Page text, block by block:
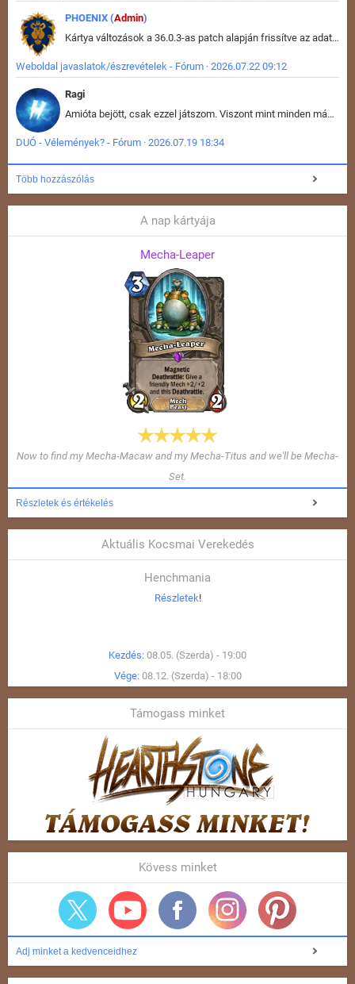
PHOENIX (Admin)
Kártya változások a 36.0.3-as patch alapján frissítve az adatbázisban (képek is cserélve).
Weboldal javaslatok/észrevételek - Fórum · 2026.07.22 09:12
Ragi
Amióta bejött, csak ezzel játszom. Viszont mint minden más - akár az alapjáték is, ez is baromira összetett lett. Néha már pár kör után is esélytelen az egész. Vagy irreállisan túltápol valaki, vagy lelép a partner, vagy csak hülye mint a segg. És amikor eljönne az én időm, na akkor jön el mindenki másé is. Engem jobban érdekelne, hogy ki milyen ratingen szokott játszani. Na ez lenne egy érdekes adat.
DUÓ - Vélemények? - Fórum · 2026.07.19 18:34
Több hozzászólás
A nap kártyája
Mecha-Leaper
Now to find my Mecha-Macaw and my Mecha-Titus and we'll be Mecha-
Set.
Részletek és értékelés
Aktuális Kocsmai Verekedés
Henchmania
Részletek!
Kezdés: 08.05. (Szerda) - 19:00
Vége: 08.12. (Szerda) - 18:00
Támogass minket
Kövess minket
Adj minket a kedvenceidhez